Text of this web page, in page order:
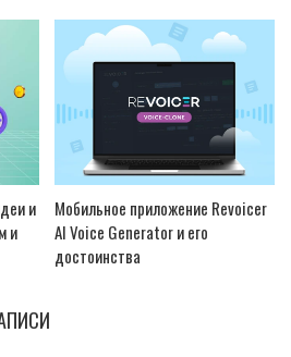
и
и
Мобильное приложение Revoicer
AI Voice Generator и его
достоинства